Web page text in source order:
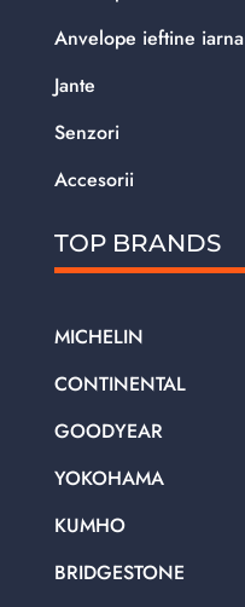
Anvelope ieftine iarna
Jante
Senzori
Accesorii
TOP BRANDS
MICHELIN
CONTINENTAL
GOODYEAR
YOKOHAMA
KUMHO
BRIDGESTONE